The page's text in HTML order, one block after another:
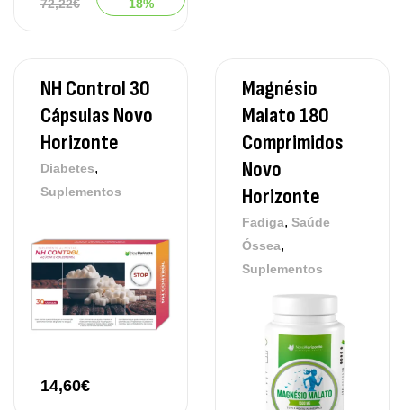
72,22€
18%
NH Control 30
Cápsulas Novo
Horizonte
Diabetes,
Suplementos
14,60€
Magnésio
Malato 180
Comprimidos
Novo
Horizonte
Fadiga, Saúde
Óssea,
Suplementos